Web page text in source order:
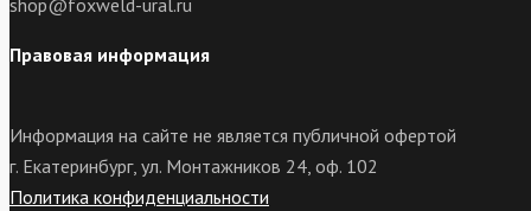
shop@foxweld-ural.ru
Правовая информация
Информация на сайте не является публичной офертой
г. Екатеринбург, ул. Монтажников 24, оф. 102
Политика конфиденциальности